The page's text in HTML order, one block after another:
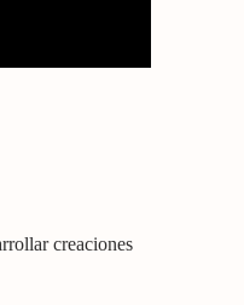
creaciones